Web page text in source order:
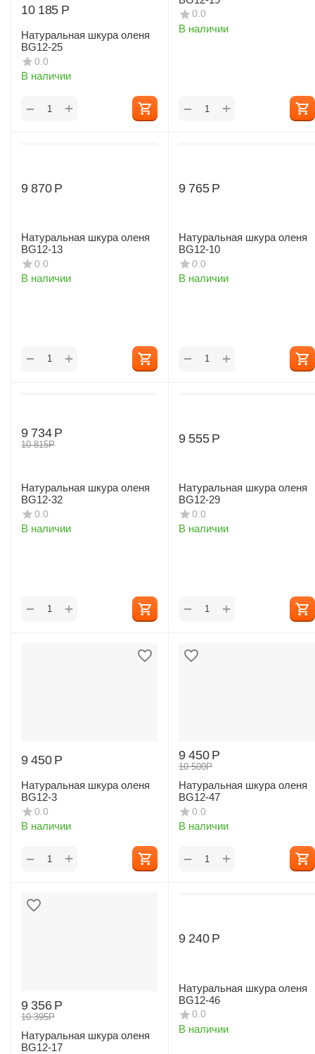
10 185 Р
Натуральная шкура оленя
BG12-25
0.0
В наличии
+
−
0.0
В наличии
+
−
9 870 Р
Натуральная шкура оленя
BG12-13
0.0
В наличии
+
−
9 765 Р
Натуральная шкура оленя
BG12-10
0.0
В наличии
+
−
9 734 Р
10 815Р
Натуральная шкура оленя
BG12-32
0.0
В наличии
+
−
9 555 Р
Натуральная шкура оленя
BG12-29
0.0
В наличии
+
−
9 450 Р
Натуральная шкура оленя
BG12-3
0.0
В наличии
+
−
9 450 Р
10 500Р
Натуральная шкура оленя
BG12-47
0.0
В наличии
+
−
9 356 Р
10 395Р
Натуральная шкура оленя
BG12-17
9 240 Р
Натуральная шкура оленя
BG12-46
0.0
В наличии